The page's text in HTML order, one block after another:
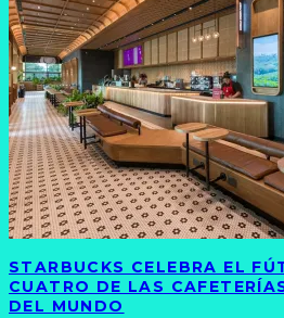
STARBUCKS CELEBRA EL
CUATRO DE LAS
DEL MUNDO